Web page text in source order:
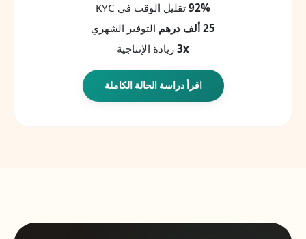
92% تقليل الوقت في KYC
25 ألف درهم
التوفير الشهري
3x زيادة الإنتاجية
اقرأ دراسة الحالة الكاملة